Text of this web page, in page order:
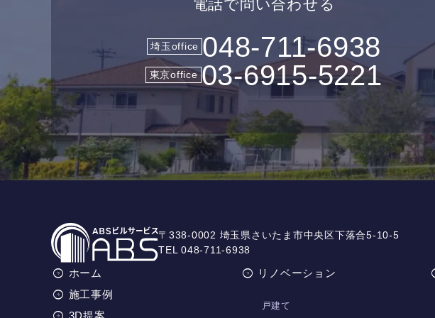
電話で問い合わせる
埼玉office 048-711-6938
東京office 03-6915-5221
〒338-0002 埼玉県さいたま市中央区下落合5-10-5
TEL 048-711-6938
ホーム
施工事例
3D提案
リノベーション
戸建て